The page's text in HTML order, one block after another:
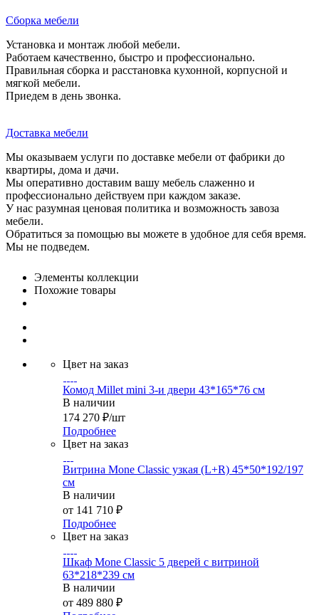
Сборка мебели
Установка и монтаж любой мебели.
Работаем качественно, быстро и профессионально.
Правильная сборка и расстановка кухонной, корпусной и
мягкой мебели.
Приедем в день звонка.
Доставка мебели
Мы оказываем услуги по доставке мебели от фабрики до
квартиры, дома и дачи.
Мы оперативно доставим вашу мебель слаженно и
профессионально действуем при каждом заказе.
У нас разумная ценовая политика и возможность завоза
мебели.
Обратиться за помощью вы можете в удобное для себя время.
Мы не подведем.
Элементы коллекции
Похожие товары
Цвет на заказ
Комод Millet mini 3-и двери 43*165*76 см
В наличии
174 270 ₽/шт
Подробнее
Цвет на заказ
Витрина Mone Classic узкая (L+R) 45*50*192/197
см
В наличии
от 141 710 ₽
Подробнее
Цвет на заказ
Шкаф Mone Classic 5 дверей с витриной
63*218*239 см
В наличии
от 489 880 ₽